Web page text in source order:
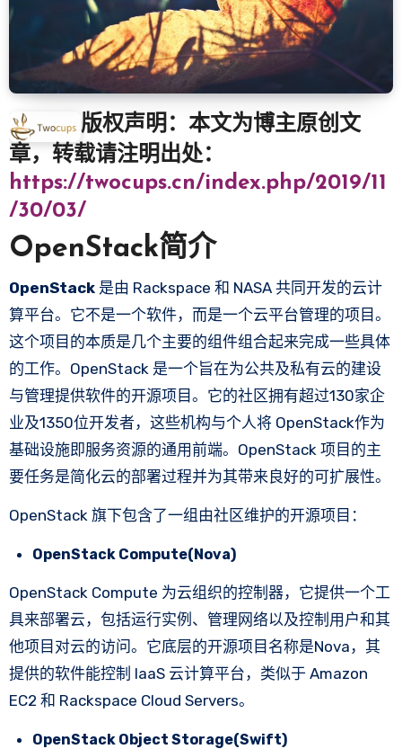
版权声明：本文为博主原创文
章，转载请注明出处：
https://twocups.cn/index.php/2019/11
/30/03/
OpenStack简介
OpenStack是由 Rackspace 和 NASA 共同开发的云计
算平台。它不是一个软件，而是一个云平台管理的项目。
这个项目的本质是几个主要的组件组合起来完成一些具体
的工作。OpenStack 是一个旨在为公共及私有云的建设
与管理提供软件的开源项目。它的社区拥有超过130家企
业及1350位开发者，这些机构与个人将 OpenStack作为
基础设施即服务资源的通用前端。OpenStack 项目的主
要任务是简化云的部署过程并为其带来良好的可扩展性。
OpenStack 旗下包含了一组由社区维护的开源项目：
OpenStack Compute(Nova)
OpenStack Compute 为云组织的控制器，它提供一个工
具来部署云，包括运行实例、管理网络以及控制用户和其
他项目对云的访问。它底层的开源项目名称是Nova，其
提供的软件能控制 IaaS 云计算平台，类似于 Amazon
EC2 和 Rackspace Cloud Servers。
OpenStack Object Storage(Swift)